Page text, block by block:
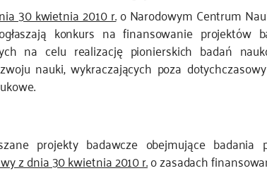
30 kwietnia 2010 r.o Narodowym Centrum
konkurs na finansowanie projektów
na celu realizację pionierskich badań
nauki, wykraczających poza
projekty badawcze obejmujące badania
z dnia 30 kwietnia 2010 r.o zasadach